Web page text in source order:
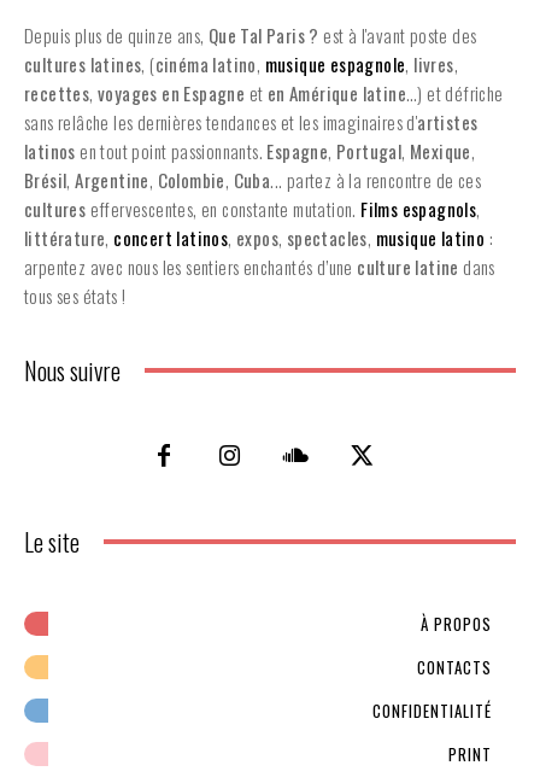
Depuis plus de quinze ans, Que Tal Paris ? est à l'avant poste des
cultures latines, (cinéma latino, musique espagnole, livres,
recettes,voyages en Espagne et en Amérique latine…) et défriche
sans relâche les dernières tendances et les imaginaires d'artistes
latinos en tout point passionnants. Espagne, Portugal, Mexique,
Brésil,Argentine, Colombie, Cuba... partez à la rencontre de ces
cultures effervescentes, en constante mutation. Films espagnols,
littérature, concert latinos, expos, spectacles, musique latino :
arpentez avec nous les sentiers enchantés d’une culture latine dans
tous ses états !
Nous suivre
Le site
À PROPOS
CONTACTS
CONFIDENTIALITÉ
PRINT